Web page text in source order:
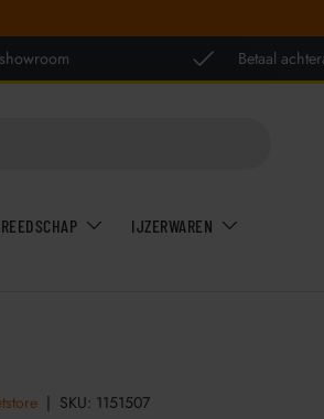
Betaal
IJZERWAREN
| SKU: 1151507